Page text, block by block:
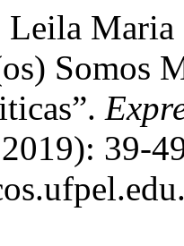
Leila
Somos
39-